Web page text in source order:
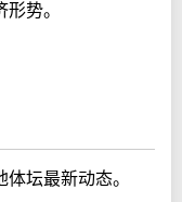
势。
坛最新动态。